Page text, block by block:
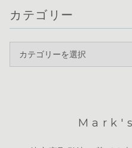
カテゴリー